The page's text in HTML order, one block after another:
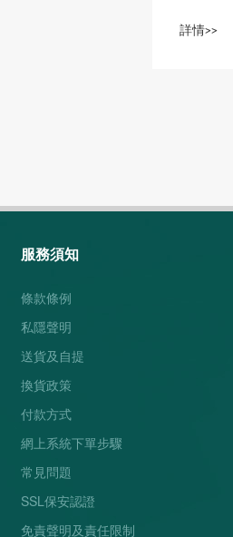
詳情>>
服務須知
條款條例
私隱聲明
送貨及自提
換貨政策
付款方式
網上系統下單步驟
常見問題
SSL保安認證
免責聲明及責任限制